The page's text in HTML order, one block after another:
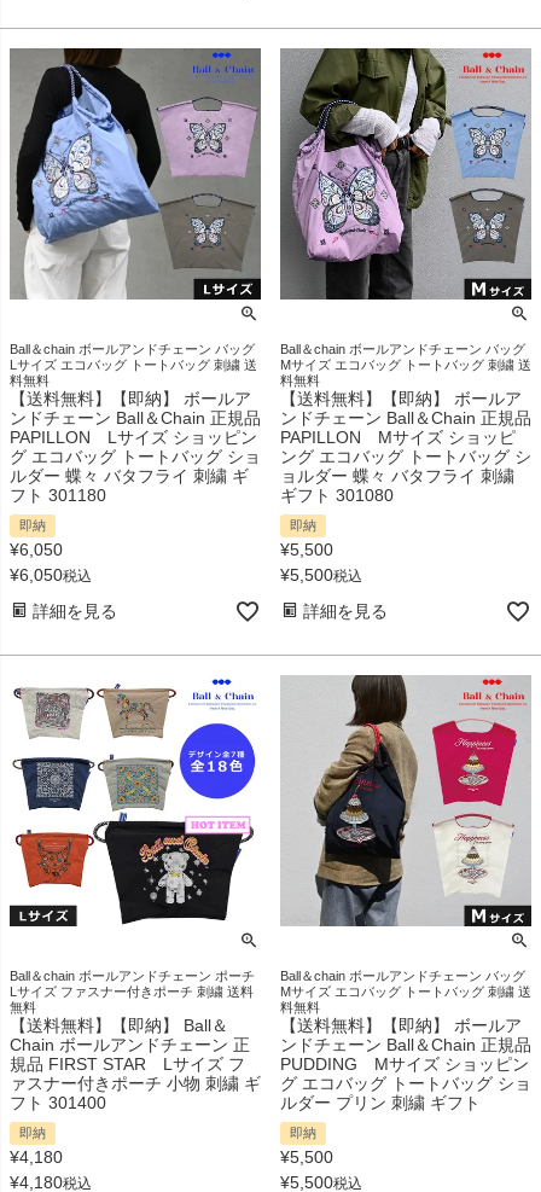
Ball＆chain ボールアンドチェーン バッグ
Lサイズ エコバッグ トートバッグ 刺繍 送
料無料
【送料無料】【即納】 ボールア
ンドチェーン Ball＆Chain 正規品
PAPILLON Lサイズ ショッピン
グ エコバッグ トートバッグ ショ
ルダー 蝶々 バタフライ 刺繍 ギ
フト 301180
即納
¥6,050
¥6,050税込
詳細を見る
Ball＆chain ボールアンドチェーン バッグ
Mサイズ エコバッグ トートバッグ 刺繍 送
料無料
【送料無料】【即納】 ボールア
ンドチェーン Ball＆Chain 正規品
PAPILLON Mサイズ ショッピ
ング エコバッグ トートバッグ シ
ョルダー 蝶々 バタフライ 刺繍
ギフト 301080
即納
¥5,500
¥5,500税込
詳細を見る
Ball＆chain ボールアンドチェーン ポーチ
Lサイズ ファスナー付きポーチ 刺繍 送料
無料
【送料無料】【即納】 Ball＆
Chain ボールアンドチェーン 正
規品 FIRST STAR Lサイズ フ
ァスナー付きポーチ 小物 刺繍 ギ
フト 301400
即納
¥4,180
¥4,180税込
Ball＆chain ボールアンドチェーン バッグ
Mサイズ エコバッグ トートバッグ 刺繍 送
料無料
【送料無料】【即納】 ボールア
ンドチェーン Ball＆Chain 正規品
PUDDING Mサイズ ショッピン
グ エコバッグ トートバッグ ショ
ルダー プリン 刺繍 ギフト
即納
¥5,500
¥5,500税込